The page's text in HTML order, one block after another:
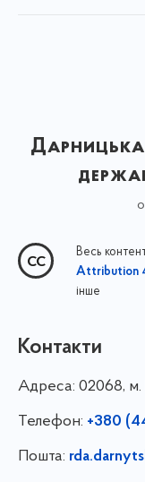
Дарницька
Весь
Attribution
інше
Контакти
Адреса: 02068, м.
Телефон: +380
Пошта: